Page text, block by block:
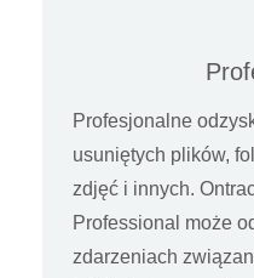
Profesjonalne
usuniętych plików,
zdjęć i innych.
Professional może
zdarzeniach